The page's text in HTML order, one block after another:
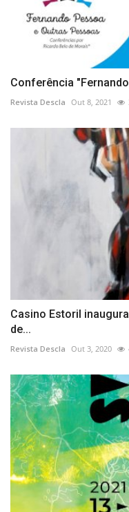
Conferência
Revista Descla Out 8, 2021
Casino Estoril
de...
Revista Descla Out 3, 2020